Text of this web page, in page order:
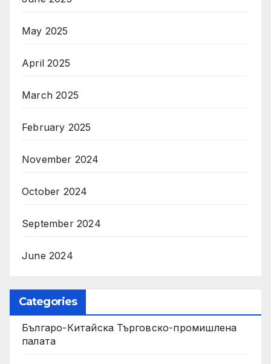
May 2025
April 2025
March 2025
February 2025
November 2024
October 2024
September 2024
June 2024
Categories
Българо-Китайска Търговско-промишлена
палaта